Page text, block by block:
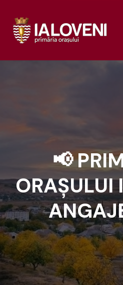
📢
ORAȘULUI